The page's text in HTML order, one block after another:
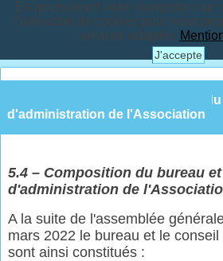
En poursuivant votre navigation sur
l'utilisation de cookies pour vous
services adaptés.
J'accepte
5.4 – Composition du bureau et
d'administration de l'Association
5.4 – Composition dubureau
d'administration de
A la suite de l'assemblée
mars 2022 le bureau et le
sont ainsi constitués :